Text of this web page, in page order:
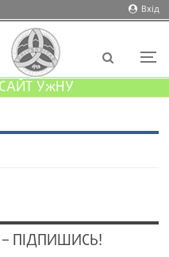
Вхід
САЙТ УжНУ
– ПІДПИШИСЬ!